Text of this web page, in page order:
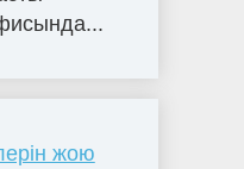
жою